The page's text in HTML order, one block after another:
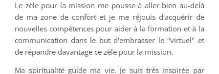
Le zèle pour la mission me pousse à aller bien au-delà
de ma zone de confort et je me réjouis d'acquérir de
nouvelles compétences pour aider à la formation et à la
communication dans le but d'embrasser le "virtuel" et
de répandre davantage ce zèle pour la mission.
Ma spiritualité guide ma vie. Je suis très inspirée par